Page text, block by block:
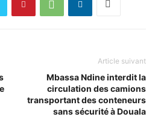
Article suivant
Mbassa Ndine interdit la
circulation des camions
transportant des conteneurs
sans sécurité à Douala